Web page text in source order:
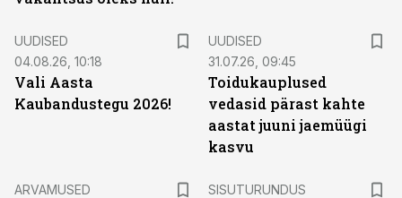
UUDISED
04.08.26, 10:18
Vali Aasta
Kaubandustegu 2026!
UUDISED
31.07.26, 09:45
Toidukauplused
vedasid pärast kahte
aastat juuni jaemüügi
kasvu
ARVAMUSED
SISUTURUNDUS